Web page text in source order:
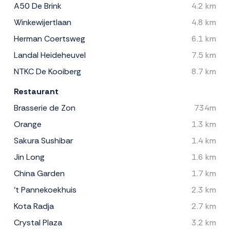
A50 De Brink
4.2 km
Winkewijertlaan
4.8 km
Herman Coertsweg
6.1 km
Landal Heideheuvel
7.5 km
NTKC De Kooiberg
8.7 km
Restaurant
Brasserie de Zon
734m
Orange
1.3 km
Sakura Sushibar
1.4 km
Jin Long
1.6 km
China Garden
1.7 km
't Pannekoekhuis
2.3 km
Kota Radja
2.7 km
Crystal Plaza
3.2 km